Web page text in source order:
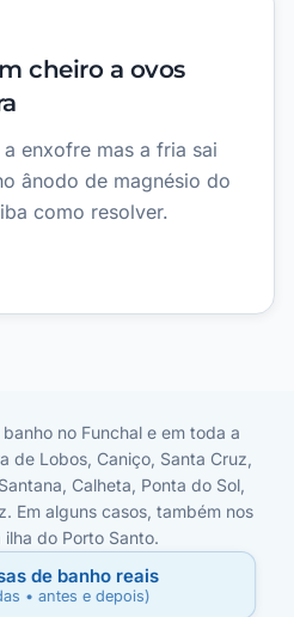
cheiro a ovos
enxofre mas a fria sai
ânodo de magnésio do
como resolver.
no Funchal e em toda a
de Lobos, Caniço, Santa Cruz,
Calheta, Ponta do Sol,
Em alguns casos, também nos
do Porto Santo.
de banho reais
• antes e depois)